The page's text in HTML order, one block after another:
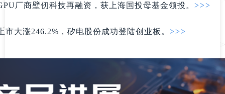
厂商壁仞科技再融资，获上海国投母基金领投。 >>>
市大涨246.2%， 矽电股份成功登陆创业板。 >>>